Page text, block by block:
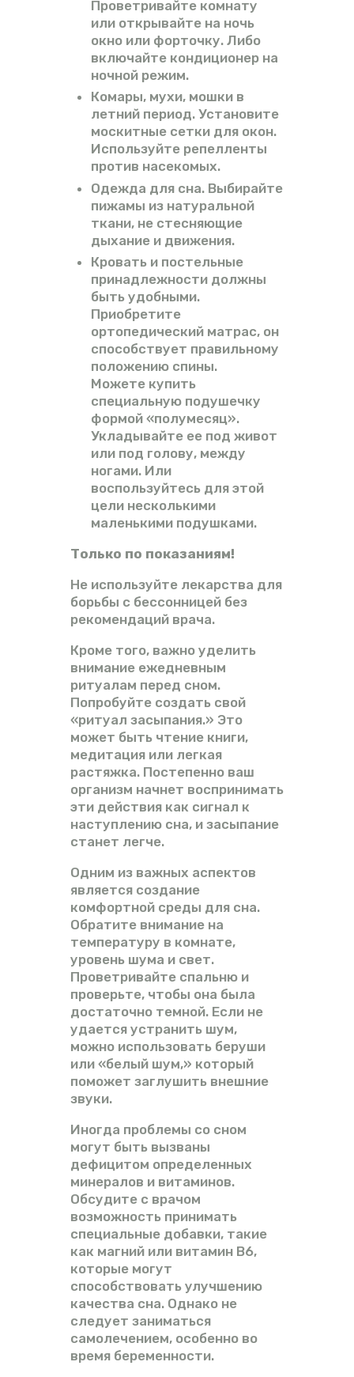
Проветривайте комнату
или открывайте на ночь
окно или форточку. Либо
включайте кондиционер на
ночной режим.
Комары, мухи, мошки в
летний период. Установите
москитные сетки для окон.
Используйте репелленты
против насекомых.
Одежда для сна. Выбирайте
пижамы из натуральной
ткани, не стесняющие
дыхание и движения.
Кровать и постельные
принадлежности должны
быть удобными.
Приобретите
ортопедический матрас, он
способствует правильному
положению спины.
Можете купить
специальную подушечку
формой «полумесяц».
Укладывайте ее под живот
или под голову, между
ногами. Или
воспользуйтесь для этой
цели несколькими
маленькими подушками.
Только по показаниям!
Не используйте лекарства для
борьбы с бессонницей без
рекомендаций врача.
Кроме того, важно уделить
внимание ежедневным
ритуалам перед сном.
Попробуйте создать свой
«ритуал засыпания.» Это
может быть чтение книги,
медитация или легкая
растяжка. Постепенно ваш
организм начнет воспринимать
эти действия как сигнал к
наступлению сна, и засыпание
станет легче.
Одним из важных аспектов
является создание
комфортной среды для сна.
Обратите внимание на
температуру в комнате,
уровень шума и свет.
Проветривайте спальню и
проверьте, чтобы она была
достаточно темной. Если не
удается устранить шум,
можно использовать беруши
или «белый шум,» который
поможет заглушить внешние
звуки.
Иногда проблемы со сном
могут быть вызваны
дефицитом определенных
минералов и витаминов.
Обсудите с врачом
возможность принимать
специальные добавки, такие
как магний или витамин B6,
которые могут
способствовать улучшению
качества сна. Однако не
следует заниматься
самолечением, особенно во
время беременности.